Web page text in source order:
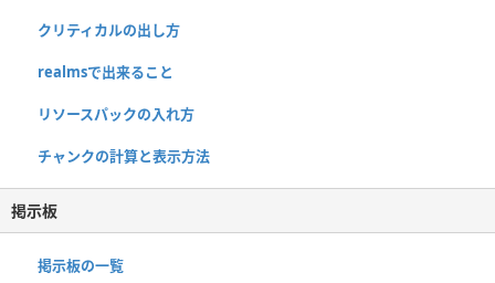
クリティカルの出し方
realmsで出来ること
リソースパックの入れ方
チャンクの計算と表示方法
掲示板
掲示板の一覧